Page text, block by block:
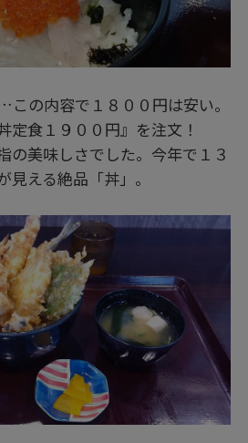
の内容で１８００円は安い。
食１９００円』を注文！
の美味しさでした。今年で１３
える絶品「丼」。